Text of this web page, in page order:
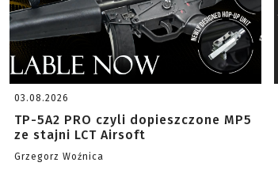
03.08.2026
TP-5A2 PRO czyli dopieszczone MP5
ze stajni LCT Airsoft
Grzegorz Woźnica